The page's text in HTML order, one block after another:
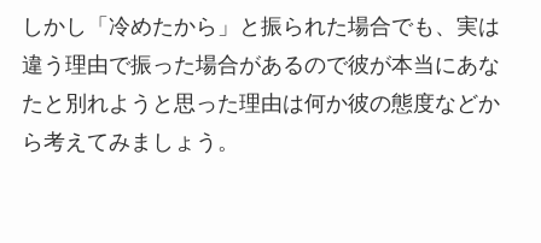
しかし「冷めたから」と振られた場合でも、実は
違う理由で振った場合があるので彼が本当にあな
たと別れようと思った理由は何か彼の態度などか
ら考えてみましょう。